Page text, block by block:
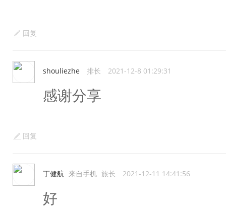
回复
shouliezhe 排长 2021-12-8 01:29:31
感谢分享
回复
丁健航 来自手机 旅长 2021-12-11 14:41:56
好